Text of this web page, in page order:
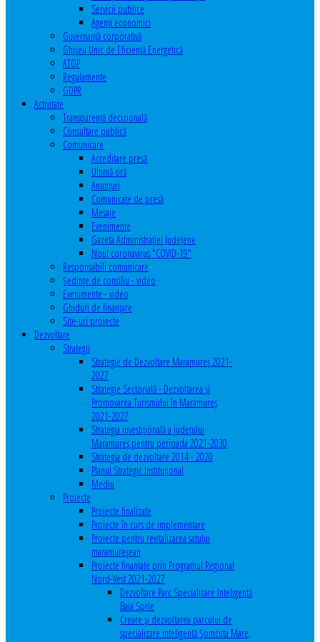
Servicii publice
Agenţi economici
Guvernanță corporativă
Ghişeu Unic de Eficienţă Energetică
ATOP
Regulamente
GDPR
Activitate
Transparenţă decizională
Consultare publică
Comunicare
Acreditare presă
Ultimă oră
Anunţuri
Comunicate de presă
Mesaje
Evenimente
Gazeta Administraţiei Judeţene
Noul coronavirus "COVID-19"
Responsabili comunicare
Şedinţe de consiliu - video
Evenimente - video
Ghiduri de finanţare
Site-uri proiecte
Dezvoltare
Strategii
Strategie de Dezvoltare Maramureș 2021-
2027
Strategie Sectorială - Dezvoltarea și
Promovarea Turismului în Maramureș
2021-2027
Strategia investiţională a județului
Maramureș pentru perioada 2021-2030
Strategia de dezvoltare 2014 - 2020
Planul Strategic Instituţional
Mediu
Proiecte
Proiecte finalizate
Proiecte în curs de implementare
Proiecte pentru revitalizarea satului
maramureşean
Proiecte finanțate prin Programul Regional
Nord-Vest 2021-2027
Dezvoltare Parc Specializare Inteligentă
Baia Sprie
Creare și dezvoltarea parcului de
specializare inteligentă Șomcuta Mare,